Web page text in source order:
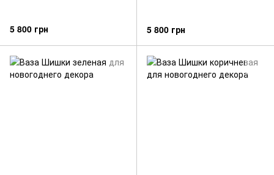
5 800 грн 5 800 грн